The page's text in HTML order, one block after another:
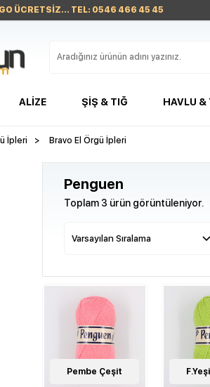
ÜCRETSİZ... TEL: 0546 466 45 45
ALIZE ŞIŞ & TIĞ HAVLU &
İpleri > Bravo El Örgü İpleri
Penguen
Toplam 3 ürün görüntüleniyor.
2Çeşit
Pembe Çeşit 2